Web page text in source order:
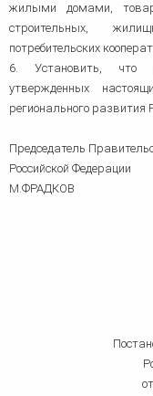
жилыми домами,
строительных,
потребительских
6. Установить, что
утвержденных
регионального развития
Председатель
Российской Федерации
М.ФРАДКОВ